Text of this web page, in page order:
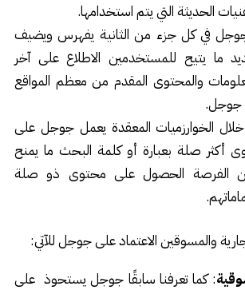
الحديثة التي يتم استخدامها.
في كل جزء من الثانية يفهرس ويضيف
ما يتيح للمستخدمين الاطلاع على آخر
والمحتوى المقدم من معظم المواقع
جوجل.
الخوارزميات المعقدة يعمل جوجل على
صلة بعبارة أو كلمة البحث ما يمنح
الفرصة الحصول على محتوى ذو صلة
والمسوقين الاعتماد على جوجل للآتي:
: كما تعرفنا سابقًا جوجل يستحوذ على